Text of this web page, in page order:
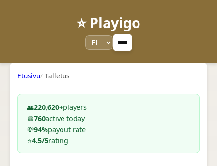
⭐ Playigo
Etusivu Talletus
👥220,620+players
🟢760active today
💸94%payout rate
⭐4.5/5rating